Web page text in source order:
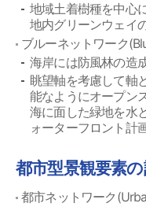
地域土着樹種を中心
地内グリーンウェイ
ブルーネットワーク
海岸には防風林の造
眺望軸を考慮して軸
能なようにオープン
海に面した緑地を水
ォーターフロント計
都市型景観要素
都市ネットワーク